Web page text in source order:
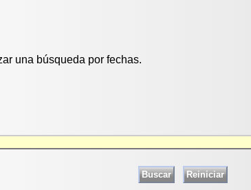
una búsqueda por fechas.